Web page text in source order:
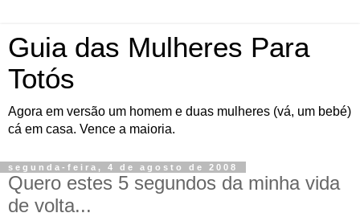
Guia das Mulheres Para
Totós
Agora em versão um homem e duas mulheres (vá, um bebé)
cá em casa. Vence a maioria.
segunda-feira, 4 de agosto de 2008
Quero estes 5 segundos da minha vida
de volta...